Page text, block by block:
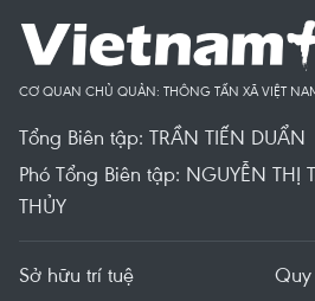
CƠ QUAN CHỦ QUẢN: THÔNG TẤN XÃ VIỆT
Tổng Biên tập: TRẦN TIẾN DUẨN
Phó Tổng Biên tập: NGUYỄN THỊ
THỦY
Sở hữu trí tuệ